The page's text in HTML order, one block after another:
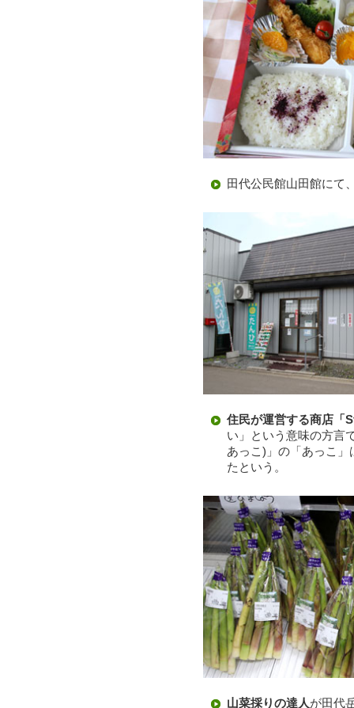
田代公民館山田館にて
住民が運営する商店「
い」という意味の方言
あっこ)」の「あっこ」
たという。
山菜採りの達人が田代